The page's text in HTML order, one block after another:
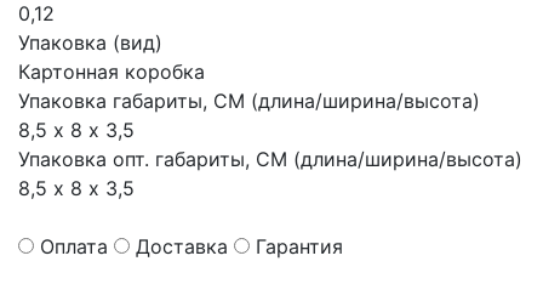
0,12
Упаковка (вид)
Картонная коробка
Упаковка габариты, СМ (длина/ширина/высота)
8,5 х 8 х 3,5
Упаковка опт. габариты, СМ (длина/ширина/высота)
8,5 х 8 х 3,5
Оплата Доставка Гарантия